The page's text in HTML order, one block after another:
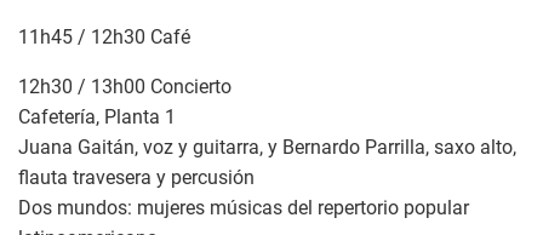
11h45 / 12h30 Café
12h30 / 13h00 Concierto
Cafetería, Planta 1
Juana Gaitán, voz y guitarra, y Bernardo Parrilla, saxo alto,
flauta travesera y percusión
Dos mundos: mujeres músicas del repertorio popular